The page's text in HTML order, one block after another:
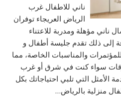
ناني للاطفال غرب
الرياض العريجاء توفران
ناني مؤهلة ومدربة للاعتناء
إلى ذلك تقدم جليسة أطفال و
والمناسبات الخاصة، مما
سواء كنت في شرق أو غرب
التي تلبي احتياجاتك بكل
منزلية بالرياض…